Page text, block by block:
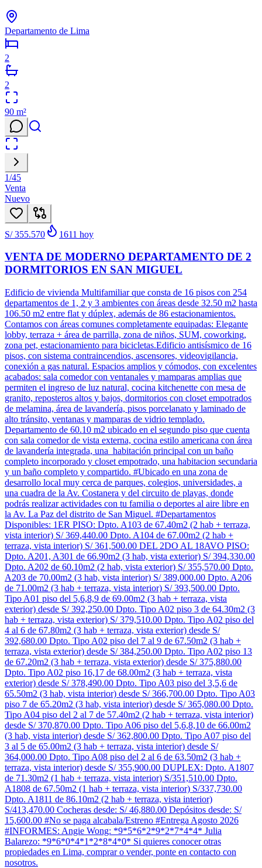
Departamento de Lima
2
2
90 m²
1/45
Venta
Nuevo
S/ 355.570 1611 hoy
VENTA DE MODERNO DEPARTAMENTO DE 2
DORMITORIOS EN SAN MIGUEL
Edificio de vivienda Multifamiliar que consta de 16 pisos con 254
departamentos de 1, 2 y 3 ambientes con áreas desde 32.50 m2 hasta
106.50 m2 entre flat y dúplex, además de 86 estacionamientos.
Contamos con áreas comunes completamente equipadas: Elegante
lobby, terraza + área de parrilla, zona de niños, SUM, coworking,
zona pet, estacionamiento para bicicletas.Edificio antisísmico de 16
pisos, con sistema contraincendios, ascensores, videovigilancia,
conexión a gas natural. Espacios amplios y cómodos, con excelentes
acabados: sala comedor con ventanales y mamparas amplias que
permiten el ingreso de luz natural, cocina kitchenette con mesa de
granito, reposteros altos y bajos, dormitorios con closet empotrados
de melamina, área de lavandería, pisos porcelanato y laminado de
alto tránsito, ventanas y mamparas de vidrio templado.
Departamento de 60.10 m2 ubicado en el segundo piso que cuenta
con sala comedor de vista externa, cocina estilo americana con área
de lavandería integrada, una habitación principal con un baño
completo incorporado y closet empotrado, una habitacion secundaria
y un baño completo y compartido. #Ubicado en una zona de
desarrollo local muy cerca de parques, colegios, universidades, a
una cuadra de la Av. Costanera y del circuito de playas, donde
podrás realizar actividades con tu familia o deportes al aire libre en
la Av. La Paz del distrito de San Miguel. #Departamentos
Disponibles: 1ER PISO: Dpto. A103 de 67.40m2 (2 hab + terraza,
vista interior) S/ 369,440.00 Dpto. A104 de 67.00m2 (2 hab +
terraza, vista interior) S/ 361,500.00 DEL 2DO AL 18AVO PISO:
Dpto. A201, A301 de 66.90m2 (3 hab, vista exterior) S/ 394,330.00
Dpto. A202 de 60.10m2 (2 hab, vista exterior) S/ 355,570.00 Dpto.
A203 de 70.00m2 (3 hab, vista interior) S/ 389,000.00 Dpto. A206
de 71.00m2 (3 hab + terraza, vista interior) S/ 393,500.00 Dpto.
Tipo A01 piso del 5,6,8,9 de 69.00m2 (3 hab + terraza, vista
exterior) desde S/ 392,250.00 Dpto. Tipo A02 piso 3 de 64.30m2 (3
hab + terraza, vista exterior) S/ 379,510.00 Dpto. Tipo A02 piso del
4 al 6 de 67.80m2 (3 hab + terraza, vista exterior) desde S/
392,680.00 Dpto. Tipo A02 piso del 7 al 9 de 67.50m2 (3 hab +
terraza, vista exterior) desde S/ 384,250.00 Dpto. Tipo A02 piso 13
de 67.20m2 (3 hab + terraza, vista exterior) desde S/ 375,880.00
Dpto. Tipo A02 piso 16,17 de 68.00m2 (3 hab + terraza, vista
exterior) desde S/ 378,490.00 Dpto. Tipo A03 piso del 3,5,6 de
65.50m2 (3 hab, vista interior) desde S/ 366,700.00 Dpto. Tipo A03
piso 7 de 65.20m2 (3 hab, vista interior) desde S/ 365,080.00 Dpto.
Tipo A04 piso del 2 al 7 de 57.40m2 (2 hab + terraza, vista interior)
desde S/ 370,870.00 Dpto. Tipo A06 piso del 5,6,8,10 de 66.00m2
(3 hab, vista interior) desde S/ 362,800.00 Dpto. Tipo A07 piso del
3 al 5 de 65.00m2 (3 hab + terraza, vista interior) desde S/
364,000.00 Dpto. Tipo A08 piso del 2 al 6 de 63.50m2 (3 hab +
terraza, vista interior) desde S/ 355,900.00 DUPLEX: Dpto. A1807
de 71.30m2 (1 hab + terraza, vista interior) S/351,510.00 Dpto.
A1808 de 67.50m2 (1 hab + terraza, vista interior) S/337,730.00
Dpto. A1811 de 86.10m2 (2 hab + terraza, vista interior)
S/413,470.00 Cocheras desde: S/ 46,880.00 Depósitos desde: S/
15,600.00 #No se paga alcabala/Estreno #Entrega Agosto 2026
#INFORMES: Angie Wong: *9*5*6*2*9*2*7*4*4* Julia
Balarezo: *9*6*0*4*1*2*8*4*0* Si quieres conocer otras
propiedades en Lima, comprar o vender, ponte en contacto con
nosotros.